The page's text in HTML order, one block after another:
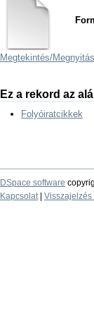
Megtekintés/Megnyitás
Ez a rekord az
Folyóiratcikkek
DSpace software
Kapcsolat| Visszajelzés